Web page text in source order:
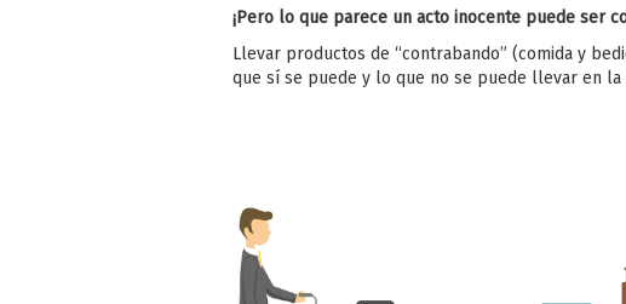
¡Pero lo que parece un acto inocente puede ser
Llevar productos de “contrabando” (comida y
que sí se puede y lo que no se puede llevar en la